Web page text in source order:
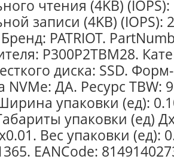
чтения (4KB)
записи (4KB) (IOPS):
PATRIOT.
P300P2TBM28.
диска: SSD.
NVMe: ДА. Ресурс TBW:
упаковки (ед):
упаковки (ед)
Вес упаковки (ед):
EANCode: